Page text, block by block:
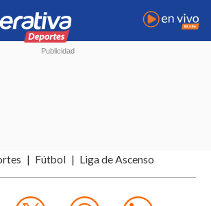
Fútbol Liga de Ascenso